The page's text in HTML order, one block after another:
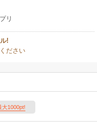
リ
!
ださい
大1000pt!